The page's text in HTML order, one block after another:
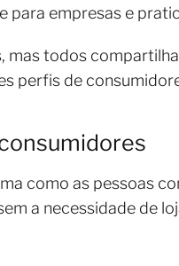
empresas e
todos
perfis de
como as pessoas
a necessidade de